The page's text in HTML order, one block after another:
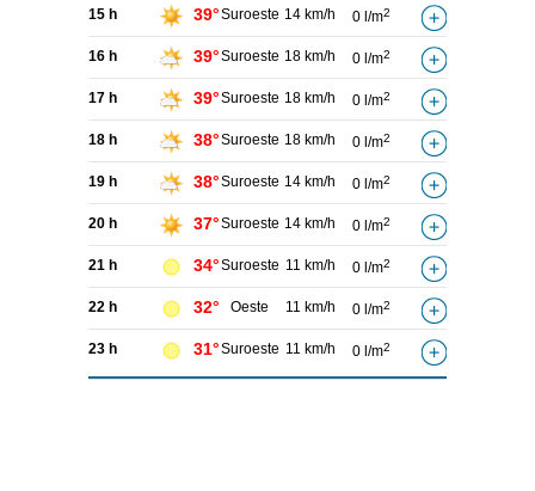
15 h 39°Suroeste 14 km/h 0 l/m2
16 h 39°Suroeste 18 km/h 0 l/m2
17 h 39°Suroeste 18 km/h 0 l/m2
18 h 38°Suroeste 18 km/h 0 l/m2
19 h 38°Suroeste 14 km/h 0 l/m2
20 h 37°Suroeste 14 km/h 0 l/m2
21 h 34°Suroeste 11 km/h 0 l/m2
22 h 32° Oeste 11 km/h 0 l/m2
23 h 31°Suroeste 11 km/h 0 l/m2